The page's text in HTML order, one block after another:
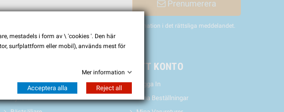
Prenumerera
För detta ändamål, vänligen hitta vår kontaktinformation i det rättsliga meddelandet.
Erbjudanden/REA
Nyheter
MITT KONTO
Logga In
Mina Beställningar
mestadels i form av \ 'cookies '. Den här
surfplattform eller mobil), används mest för
Mer information
Acceptera alla Reject all